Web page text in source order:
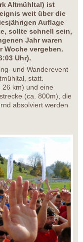
Altmühltal) ist
weit über die
Auflage
sollte schnell sein,
Jahr waren
Woche vergeben.
Uhr).
und Wanderevent
statt.
km) und eine
(ca. 800m), die
absolviert werden